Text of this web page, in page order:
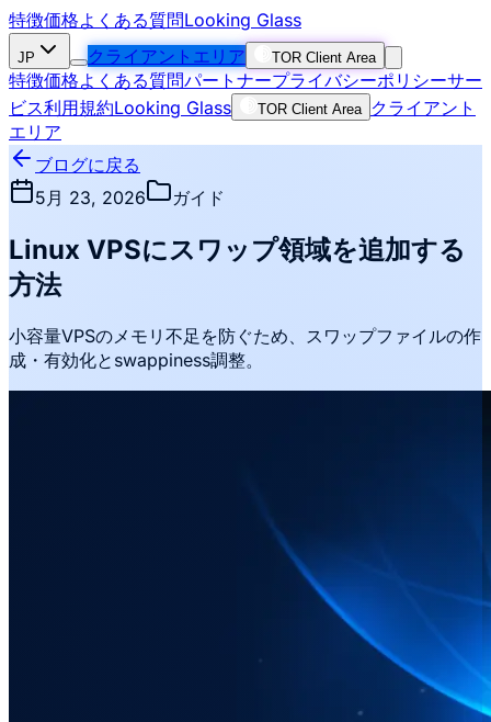
特徴価格よくある質問Looking Glass
JP クライアントエリア TOR Client Area
特徴価格よくある質問パートナープライバシーポリシーサー
ビス利用規約Looking Glass TOR Client Area
クライアント
エリア
ブログに戻る
5月 23, 2026
ガイド
Linux VPSにスワップ領域を追加する
方法
小容量VPSのメモリ不足を防ぐため、スワップファイルの作
成・有効化とswappiness調整。